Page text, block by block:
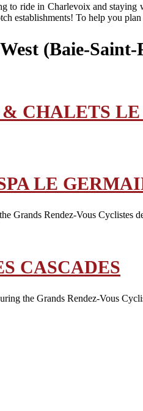
to ride in Charlevoix and staying
establishments! To help you
(Baie-Saint-
CHALETS
LE
Grands Rendez-Vous Cyclistes
CASCADES
the Grands Rendez-Vous